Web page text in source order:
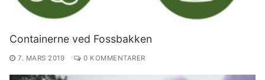
Containerne ved Fossbakken
7. MARS 2019 0 KOMMENTARER